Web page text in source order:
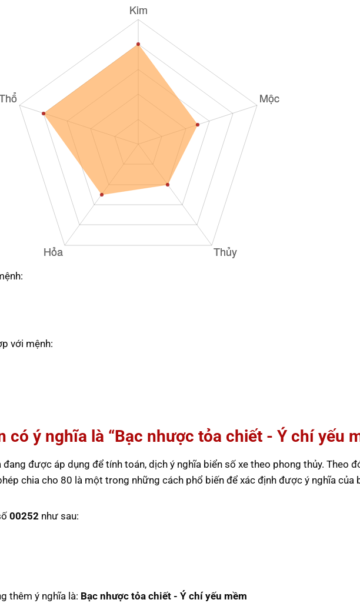
với mệnh:
có ý nghĩa là “Bạc nhược tỏa chiết - Ý chí yếu
được áp dụng để tính toán, dịch ý nghĩa biển số xe theo phong thủy. Theo
chia cho 80 là một trong những cách phổ biến để xác định được ý nghĩa của
00252như sau:
thêm ý nghĩa là: Bạc nhược tỏa chiết - Ý chí yếu mềm